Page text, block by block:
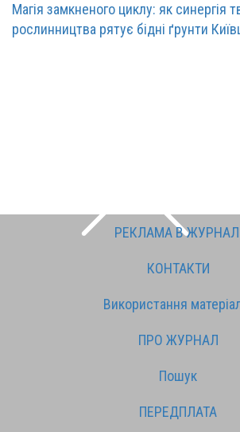
Магія замкненого циклу: як синергія
рослинництва рятує бідні ґрунти
РЕКЛАМА В
КОНТАКТИ
Використання
ПРО ЖУРНАЛ
Пошук
ПЕРЕДПЛАТА